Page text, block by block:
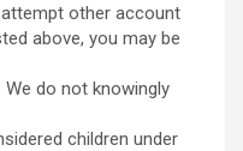
other account
above, you may be
do not knowingly
children under